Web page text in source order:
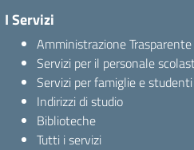
I Servizi
Amministrazione Trasparente
Servizi per il personale
Servizi per famiglie e studenti
Indirizzi di studio
Biblioteche
Tutti i servizi